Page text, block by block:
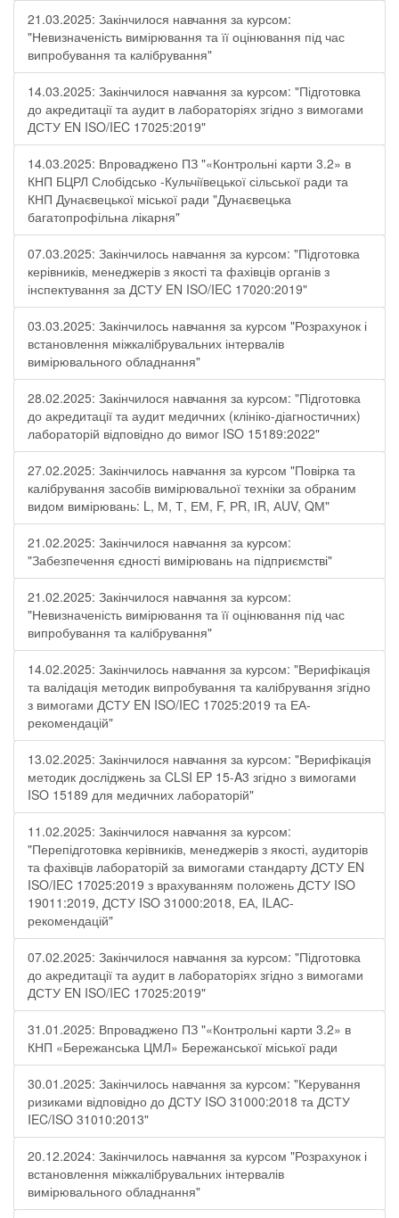
21.03.2025: Закінчилося навчання за курсом:
"Невизначеність вимірювання та її оцінювання під час
випробування та калібрування"
14.03.2025: Закінчилося навчання за курсом: "Підготовка
до акредитації та аудит в лабораторіях згідно з вимогами
ДСТУ EN ISO/IEC 17025:2019"
14.03.2025: Впроваджено ПЗ "«Контрольні карти 3.2» в
КНП БЦРЛ Слобідсько -Кульчіївецької сільської ради та
КНП Дунаєвецької міської ради "Дунаєвецька
багатопрофільна лікарня"
07.03.2025: Закінчилось навчання за курсом: "Підготовка
керівників, менеджерів з якості та фахівців органів з
інспектування за ДСТУ EN ISO/IEC 17020:2019"
03.03.2025: Закінчилось навчання за курсом "Розрахунок і
встановлення міжкалібрувальних інтервалів
вимірювального обладнання"
28.02.2025: Закінчилося навчання за курсом: "Підготовка
до акредитації та аудит медичних (клініко-діагностичних)
лабораторій відповідно до вимог ISO 15189:2022"
27.02.2025: Закінчилось навчання за курсом "Повірка та
калібрування засобів вимірювальної техніки за обраним
видом вимірювань: L, М, Т, ЕМ, F, РR, ІR, АUV, QМ"
21.02.2025: Закінчилося навчання за курсом:
"Забезпечення єдності вимірювань на підприємстві"
21.02.2025: Закінчилося навчання за курсом:
"Невизначеність вимірювання та її оцінювання під час
випробування та калібрування"
14.02.2025: Закінчилось навчання за курсом: "Верифікація
та валідація методик випробування та калібрування згідно
з вимогами ДСТУ EN ISO/IEC 17025:2019 та ЕА-
рекомендацій"
13.02.2025: Закінчилося навчання за курсом: "Верифікація
методик досліджень за CLSI EP 15-A3 згідно з вимогами
ISO 15189 для медичних лабораторій"
11.02.2025: Закінчилося навчання за курсом:
"Перепідготовка керівників, менеджерів з якості, аудиторів
та фахівців лабораторій за вимогами стандарту ДСТУ EN
ISO/IEC 17025:2019 з врахуванням положень ДСТУ ISO
19011:2019, ДСТУ ISO 31000:2018, ЕА, ILAC-
рекомендацій"
07.02.2025: Закінчилося навчання за курсом: "Підготовка
до акредитації та аудит в лабораторіях згідно з вимогами
ДСТУ EN ISO/IEC 17025:2019"
31.01.2025: Впроваджено ПЗ "«Контрольні карти 3.2» в
КНП «Бережанська ЦМЛ» Бережанської міської ради
30.01.2025: Закінчилось навчання за курсом: "Керування
ризиками відповідно до ДСТУ ISO 31000:2018 та ДСТУ
IEC/ISO 31010:2013"
20.12.2024: Закінчилось навчання за курсом "Розрахунок і
встановлення міжкалібрувальних інтервалів
вимірювального обладнання"